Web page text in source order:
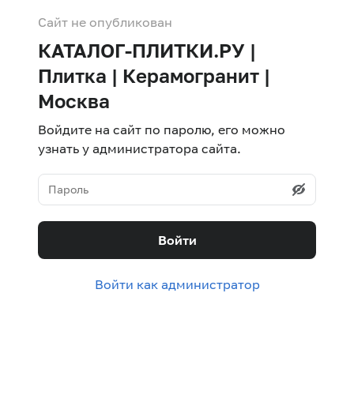
Сайт не опубликован
КАТАЛОГ-ПЛИТКИ.РУ |
Плитка | Керамогранит |
Москва
Войдите на сайт по паролю, его можно
узнать у администратора сайта.
Войти
Войти как администратор